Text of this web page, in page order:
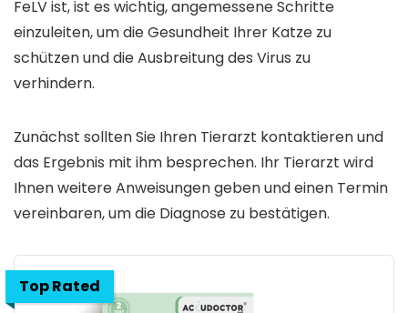
FeLV ist, ist es wichtig, angemessene Schritte
einzuleiten, um die Gesundheit Ihrer Katze zu
schützen und die Ausbreitung des Virus zu
verhindern.
Zunächst sollten Sie Ihren Tierarzt kontaktieren und
das Ergebnis mit ihm besprechen. Ihr Tierarzt wird
Ihnen weitere Anweisungen geben und einen Termin
vereinbaren, um die Diagnose zu bestätigen.
Top Rated